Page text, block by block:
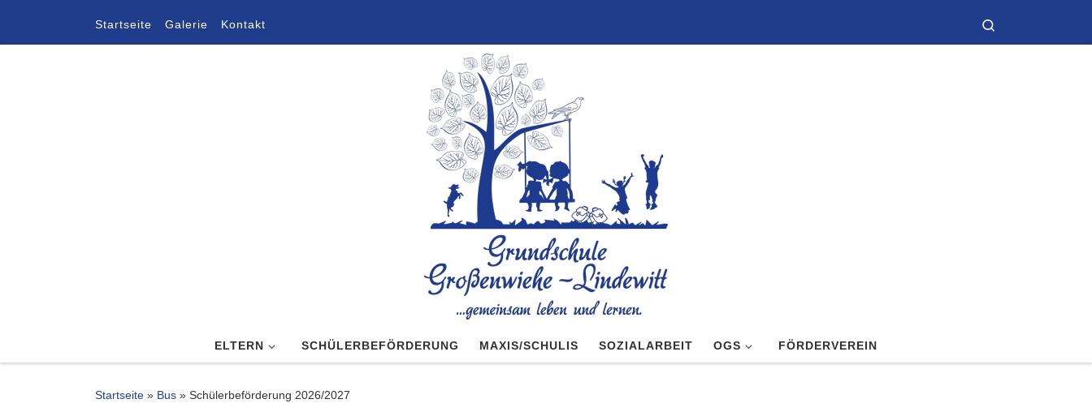
Zum Inhalt springen
Startseite Galerie Kontakt
ELTERN SCHÜLERBEFÖRDERUNG MAXIS/SCHULIS SOZIALARBEIT OGS FÖRDERVEREIN
Startseite » Bus » Schülerbeförderung 2026/2027